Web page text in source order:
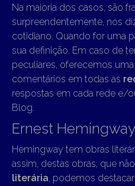
Na maioria dos casos, são
surpreendentemente, nos
cotidiano. Quando for uma
sua definição. Em caso de
peculiares, oferecemos
comentários em todas as
respostas em cada rede e/
Blog.
Ernest Hemingway
Hemingway tem obras
assim, destas obras, que
literária, podemos